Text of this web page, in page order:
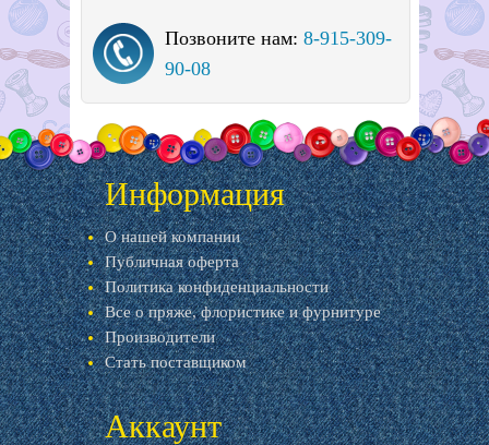
Позвоните нам: 8-915-309-
90-08
Информация
О нашей компании
Публичная оферта
Политика конфиденциальности
Все о пряже, флористике и фурнитуре
Производители
Стать поставщиком
Аккаунт